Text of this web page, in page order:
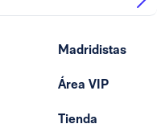
Madridistas
Área VIP
Tienda